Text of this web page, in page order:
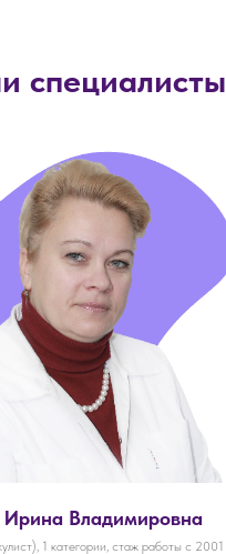
специалисты
Ирина Владимировна
1 категории, стаж работы с 2001